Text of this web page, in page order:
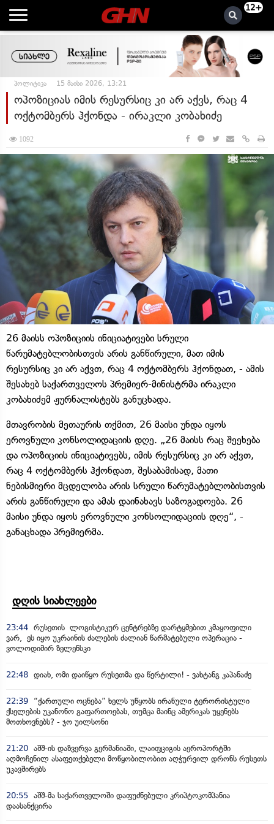
12+
პოლიტიკა 15 მაისი 2026, 13:21
ოპოზიციას იმის რესურსიც კი არ აქვს, რაც 4
ოქტომბერს ჰქონდა - ირაკლი კობახიძე
1092
26 მაისს ოპოზიციის ინიციატივები სრული
წარუმატებლობისთვის არის განწირული, მათ იმის
რესურსიც კი არ აქვთ, რაც 4 ოქტომბერს ჰქონდათ, - ამის
შესახებ საქართველოს პრემიერ-მინისტრმა ირაკლი
კობახიძემ ჟურნალისტებს განუცხადა.
მთავრობის მეთაურის თქმით, 26 მაისი უნდა იყოს
ეროვნული კონსოლიდაციის დღე. „26 მაისს რაც შეეხება
და ოპოზიციის ინიციატივებს, იმის რესურსიც კი არ აქვთ,
რაც 4 ოქტომბერს ჰქონდათ, შესაბამისად, მათი
ნებისმიერი მცდელობა არის სრული წარუმატებლობისთვის
არის განწირული და ამას დაინახავს საზოგადოება. 26
მაისი უნდა იყოს ეროვნული კონსოლიდაციის დღე“, -
განაცხადა პრემიერმა.
დღის სიახლეები
23:44 რუსეთის ლოგისტიკურ ცენტრებზე დარტყმებით კმაყოფილი
ვარ, ეს იყო უკრაინის ძალების ძალიან წარმატებული ოპერაცია -
ვოლოდიმირ ზელენსკი
22:48 დიახ, ომი დაიწყო რუსეთმა და წერტილი! - ვახტანგ კაპანაძე
22:39
“ქართული ოცნება” ხელს უწყობს ირანული ტერორისტული
ქსელების უკანონო გაფართოებას, თუმცა მაინც ამერიკას უყენებს
მოთხოვნებს? - ჯო უილსონი
21:20 აშშ-ის დაზვერვა გერმანიაში, ლაიფციგის აეროპორტში
აღმოჩენილ ასაფეთქებელი მოწყობილობით აღჭურვილ დრონს რუსეთს
უკავშირებს
20:55 აშშ-მა საქართველოში დაფუძნებული კრიპტოკომპანია
დაასანქცირა